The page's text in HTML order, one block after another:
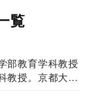
覧
部教育学科教授
教授。京都大学